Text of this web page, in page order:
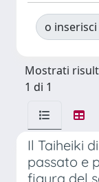
o
Mostrati
1 di 1
Il Taiheiki
passato e
figura del